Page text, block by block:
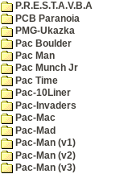
P.R.E.S.T.A.V.B.A
PCB Paranoia
PMG-Ukazka
Pac Boulder
Pac Man
Pac Munch Jr
Pac Time
Pac-10Liner
Pac-Invaders
Pac-Mac
Pac-Mad
Pac-Man (v1)
Pac-Man (v2)
Pac-Man (v3)